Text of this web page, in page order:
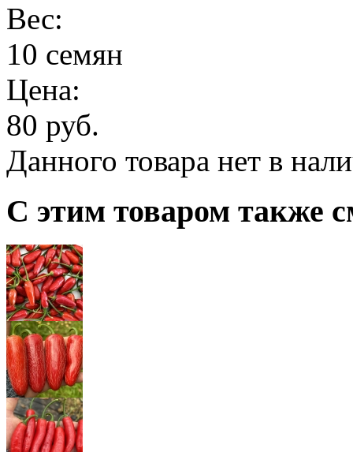
Вес:
10 семян
Цена:
80 руб.
Данного товара нет в
С этим товаром также